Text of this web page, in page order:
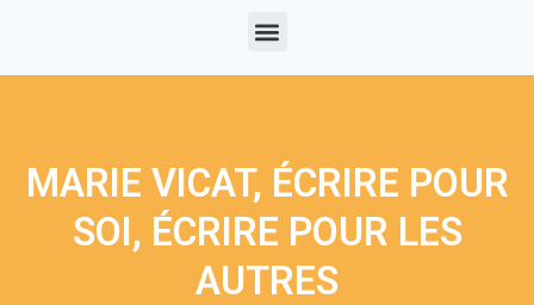
MARIE VICAT, ÉCRIRE POUR
SOI, ÉCRIRE POUR LES
AUTRES